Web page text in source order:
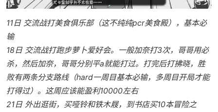
11日 交流战打美食俱乐部（这不纯纯pcr美食殿），基本必
输
18日 交流战打跑步萝卜爱好会。一般加奈打3次，哥哥用必
杀，然后加奈，哥哥分别平a就能打过。打完后打拂晓，胜
败有两条分支路线（hard一周目基本必输，多周目开局才能
打得过）。这周应该能盈利10000左右
21日 外出逛街，买哑铃和铁木屐，到书店买10本冒险之